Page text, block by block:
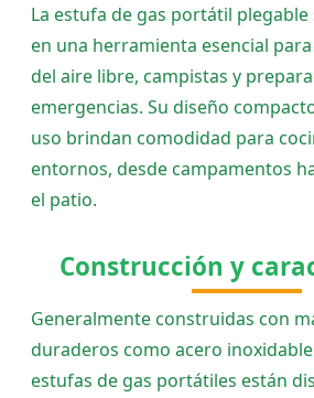
La estufa de gas portátil
en una herramienta esencial
del aire libre, campistas y
emergencias. Su diseño
uso brindan comodidad para
entornos, desde campamentos
el patio.
Construcción y
Generalmente construidas con
duraderos como acero
estufas de gas portátiles están